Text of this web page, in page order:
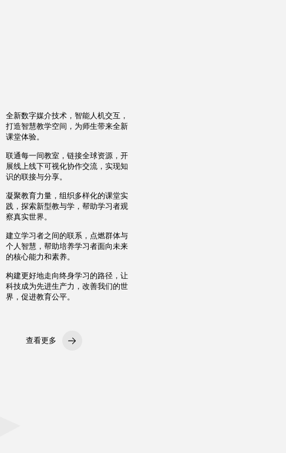
全新数字媒介技术，智能人机交互，
打造智慧教学空间，为师生带来全新
课堂体验。
联通每一间教室，链接全球资源，开
展线上线下可视化协作交流，实现知
识的联接与分享。
凝聚教育力量，组织多样化的课堂实
践，探索新型教与学，帮助学习者观
察真实世界。
建立学习者之间的联系，点燃群体与
个人智慧，帮助培养学习者面向未来
的核心能力和素养。
构建更好地走向终身学习的路径，让
科技成为先进生产力，改善我们的世
界，促进教育公平。
查看更多